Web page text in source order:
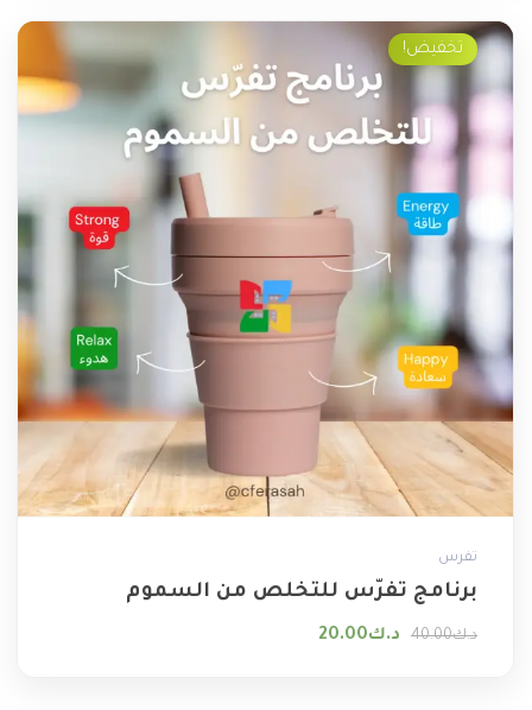
تخفيض!
تفرس
برنامج تفرّس للتخلص من السموم
د.ك40.00 السعر الأصلي هو: د.ك40.00.
د.ك20.00